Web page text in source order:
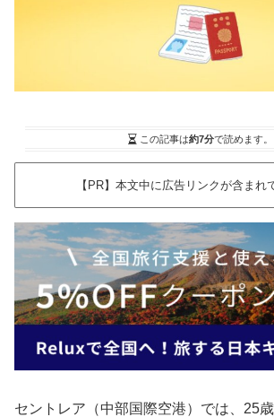
この記事は約7分で読めます。
【PR】本文中に広告リンクが含まれ
セントレア（中部国際空港）では、25